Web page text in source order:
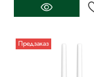
Предзаказ